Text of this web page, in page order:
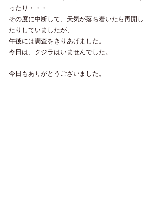
ったり・・・
その度に中断して、天気が落ち着いたら再開し
たりしていましたが、
午後には調査をきりあげました。
今日は、クジラはいませんでした。
今日もありがとうございました。